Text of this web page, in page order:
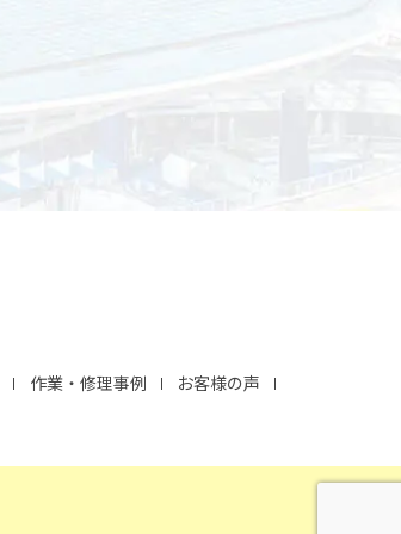
作業・修理事例
お客様の声